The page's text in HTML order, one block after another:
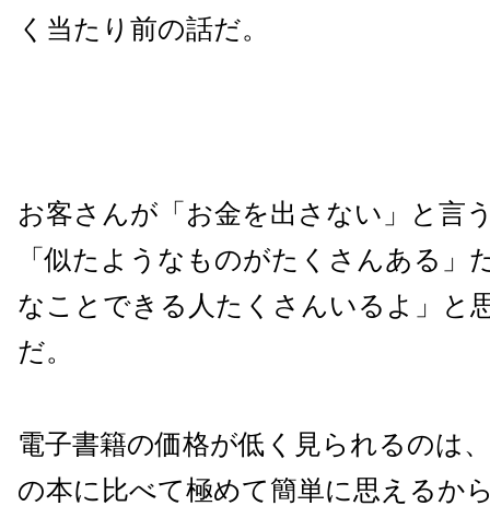
く当たり前の話だ。
お客さんが「お金を出さない」と言
「似たようなものがたくさんある」
なことできる人たくさんいるよ」と
だ。
電子書籍の価格が低く見られるのは
の本に比べて極めて簡単に思えるか